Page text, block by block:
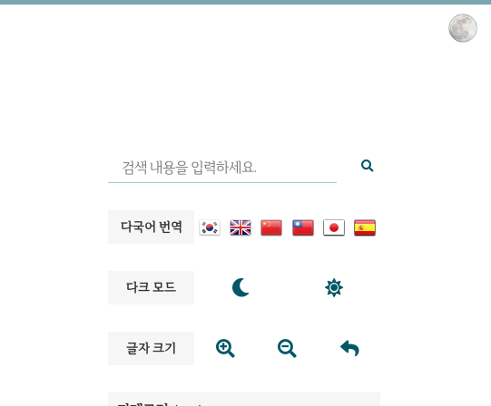
다국어 번역
다크 모드  
글자 크기   